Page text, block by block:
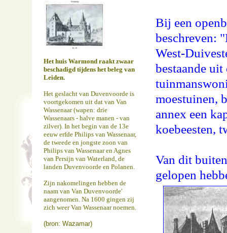
Het huis Warmond raakt zwaar
beschadigd tijdens het beleg van
Leiden.
Het geslacht van Duvenvoorde is
voortgekomen uit dat van Van
Wassenaar (wapen: drie
Wassenaars - halve manen - van
zilver). In het begin van de 13e
eeuw erfde Philips van Wassenaar,
de tweede en jongste zoon van
Philips van Wassenaar en Agnes
van Persijn van Waterland, de
landen Duvenvoorde en Polanen.
Zijn nakomelingen hebben de
naam van Van Duvenvoorde'
aangenomen. Na 1600 gingen zij
zich weer Van Wassenaar noemen.
(bron: Wazamar)
Bij een
beschreven:
West-
bestaande
moestuinen,
annex een
koebeesten,
Van dit
gelopen